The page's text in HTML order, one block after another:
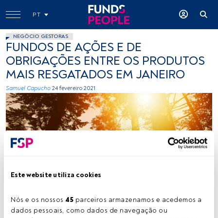
Este website utiliza cookies
Nós e os nossos 45 parceiros armazenamos e acedemos a
dados pessoais, como dados de navegação ou
PT
NEGÓCIO GESTORAS
FUNDOS DE AÇÕES E DE
OBRIGAÇÕES ENTRE OS PRODUTOS
MAIS RESGATADOS EM JANEIRO
Samuel Capucho 24 fevereiro 2021
Photo by photo-nic.co.uk nic on Unsplash
Tempo de leitura:1 min.